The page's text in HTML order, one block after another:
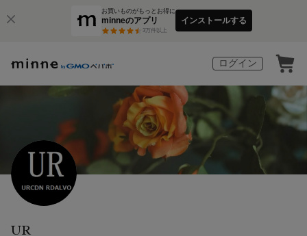
お買いものがもっとお得に
minneのアプリ
3万件以上
インストールする
ログイン
UR